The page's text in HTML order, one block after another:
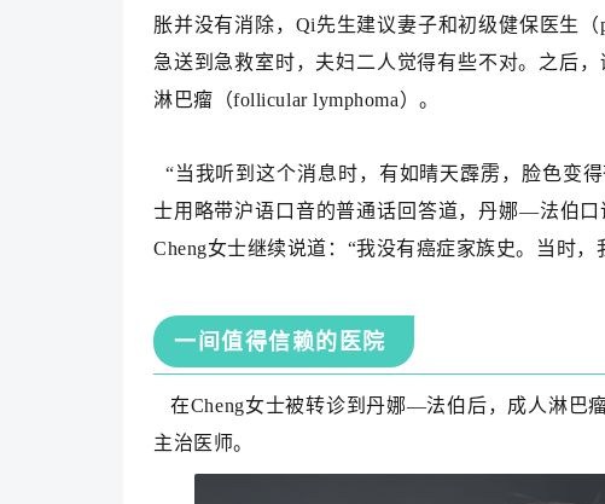
胀并没有消除，Qi先生建议妻子和初级健保医生（
急送到急救室时，夫妇二人觉得有些不对。之后
淋巴瘤（follicular lymphoma）。
“当我听到这个消息时，有如晴天霹雳，脸色变
士用略带沪语口音的普通话回答道，丹娜—法伯口
Cheng女士继续说道：“我没有癌症家族史。当时，
一间值得信赖的医院
在Cheng女士被转诊到丹娜—法伯后，成人淋巴
主治医师。